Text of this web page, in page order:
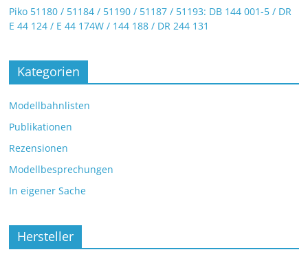
Piko 51180 / 51184 / 51190 / 51187 / 51193: DB 144 001-5 / DR
E 44 124 / E 44 174W / 144 188 / DR 244 131
Kategorien
Modellbahnlisten
Publikationen
Rezensionen
Modellbesprechungen
In eigener Sache
Hersteller